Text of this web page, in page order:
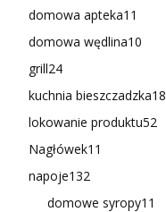
domowa apteka11
domowa wędlina10
grill24
kuchnia bieszczadzka18
lokowanie produktu52
Nagłówek11
napoje132
domowe syropy11